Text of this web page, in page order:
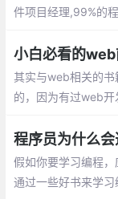
件项目经理,99%的
的人生,还在等什么
小白必看的
其实与web相关的
的，因为有过web
对应的书籍
程序员为什么
假如你要学习编程
通过一些好书来学